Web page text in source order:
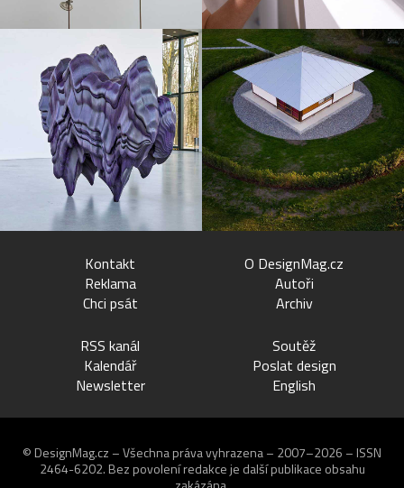
Kontakt
Reklama
Chci psát
O DesignMag.cz
Autoři
Archiv
RSS kanál
Kalendář
Newsletter
Soutěž
Poslat design
English
© DesignMag.cz – Všechna práva vyhrazena – 2007–2026 – ISSN
2464-6202. Bez povolení redakce je další publikace obsahu